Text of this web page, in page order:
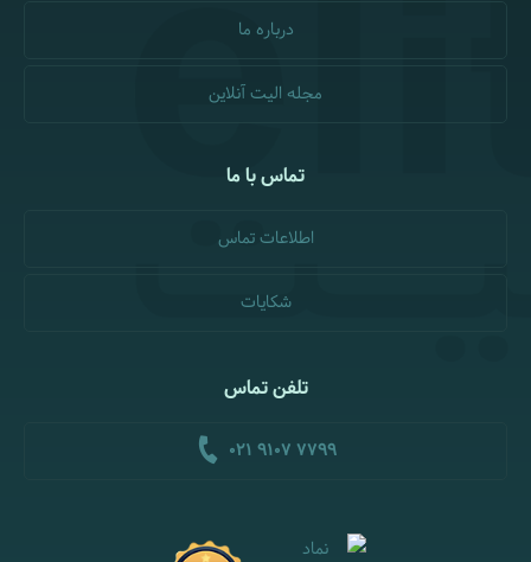
درباره ما
مجله الیت آنلاین
تماس با ما
اطلاعات تماس
شکایات
تلفن تماس
021 9107 7799